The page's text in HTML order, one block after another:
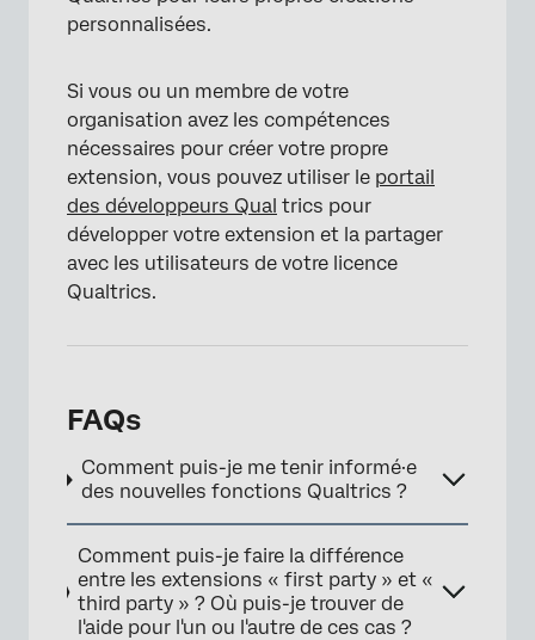
personnalisées.
Si vous ou un membre de votre
organisation avez les compétences
nécessaires pour créer votre propre
extension, vous pouvez utiliser le portail
des développeurs Qual trics pour
développer votre extension et la partager
avec les utilisateurs de votre licence
Qualtrics.
FAQs
Comment puis-je me tenir informé·e
des nouvelles fonctions Qualtrics ?
Comment puis-je faire la différence
entre les extensions « first party » et «
third party » ? Où puis-je trouver de
l'aide pour l'un ou l'autre de ces cas ?